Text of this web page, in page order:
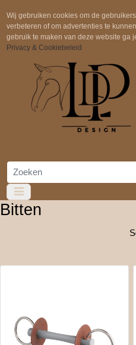
Snelle verzending Uit
verzending in NL boven
Bitten
Wij gebruiken cookies om de
verbeteren of om advertenties te
gebruik te maken van deze website ga
Privacy & Cookiebeleid